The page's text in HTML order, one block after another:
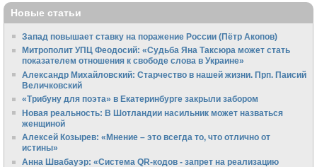
Новые статьи
Запад повышает ставку на поражение России (Пётр Акопов)
Митрополит УПЦ Феодосий: «Судьба Яна Таксюра может стать
показателем отношения к свободе слова в Украине»
Алек­сандр Михайловский: Старчество в нашей жизни. Прп. Паисий
Величковский
«Трибуну для поэта» в Екатеринбурге закрыли забором
Новая реальность: В Шотландии насильник может назваться
женщиной
Алексей Козырев: «Мнение – это всегда то, что отлично от
истины»
Анна Швабауэр: «Система QR-кодов - запрет на реализацию